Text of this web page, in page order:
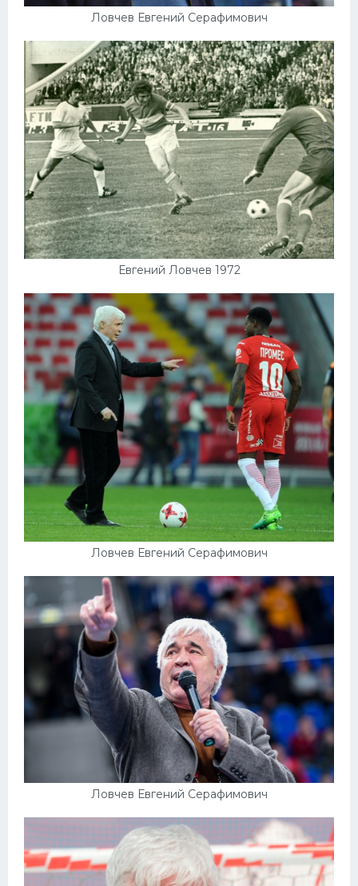
Ловчев Евгений Серафимович
Евгений Ловчев 1972
Ловчев Евгений Серафимович
Ловчев Евгений Серафимович